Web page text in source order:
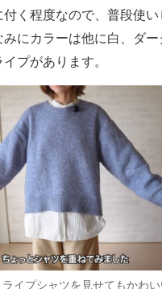
く程度なので、普段使い
みにカラーは他に白、ダ
プがあります。
イプシャツを見せてもかわい